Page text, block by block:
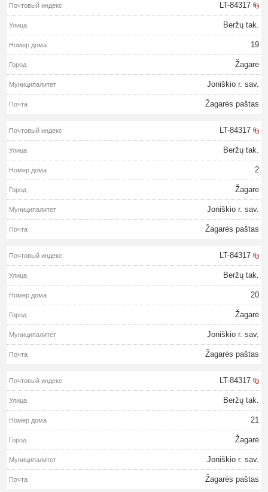
LT-84317
Beržų tak.
19
Žagarė
Joniškio r. sav.
Žagarės paštas
LT-84317
Beržų tak.
2
Žagarė
Joniškio r. sav.
Žagarės paštas
LT-84317
Beržų tak.
20
Žagarė
Joniškio r. sav.
Žagarės paštas
LT-84317
Beržų tak.
21
Žagarė
Joniškio r. sav.
Žagarės paštas